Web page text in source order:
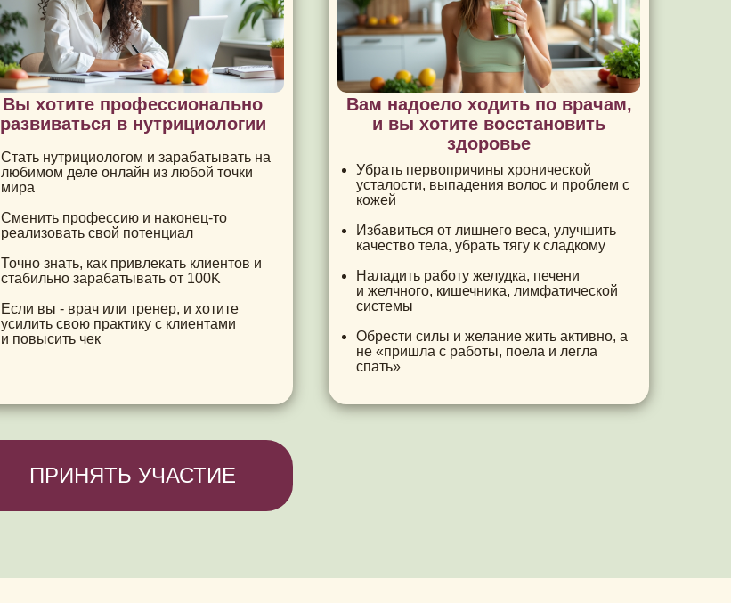
Вам надоело ходить по врачам,
и вы хотите восстановить
здоровье
Убрать первопричины хронической
усталости, выпадения волос и проблем с
кожей
Избавиться от лишнего веса, улучшить
качество тела, убрать тягу к сладкому
Наладить работу желудка, печени
и желчного, кишечника, лимфатической
системы
Обрести силы и желание жить активно, а
не «пришла с работы, поела и легла
спать»
Вы хотите профессионально
развиваться в нутрициологии
Стать нутрициологом и зарабатывать на
любимом деле онлайн из любой точки
мира
Сменить профессию и наконец-то
реализовать свой потенциал
Точно знать, как привлекать клиентов и
стабильно зарабатывать от 100K
Если вы - врач или тренер, и хотите
усилить свою практику с клиентами
и повысить чек
ПРИНЯТЬ УЧАСТИЕ